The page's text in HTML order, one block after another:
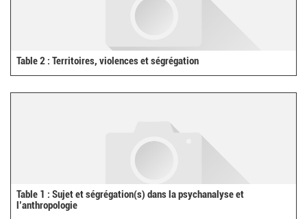
Table 2 : Territoires, violences et ségrégation
Table 1 : Sujet et ségrégation(s) dans la psychanalyse et
l’anthropologie